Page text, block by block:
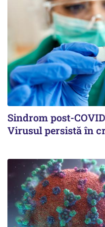
Sindrom post-
Virusul persistă în